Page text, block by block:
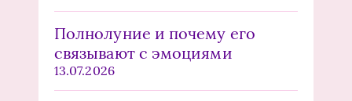
Полнолуние и почему его
связывают с эмоциями
13.07.2026